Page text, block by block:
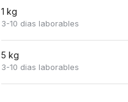
1 kg
3-10 dias laborables
5 kg
3-10 dias laborables